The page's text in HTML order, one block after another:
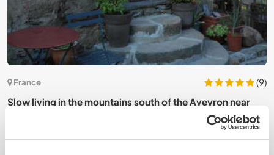
France
(9)
Slow living in the mountains south of the Aveyron near